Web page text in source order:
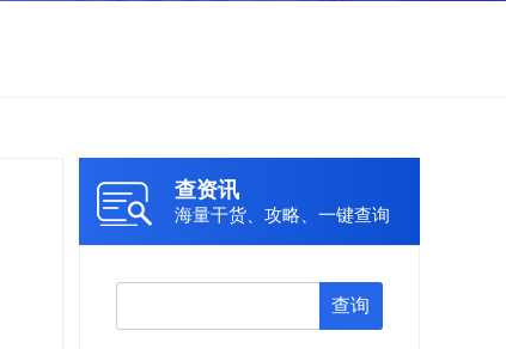
查资讯
海量干货、攻略、一键查询
查询